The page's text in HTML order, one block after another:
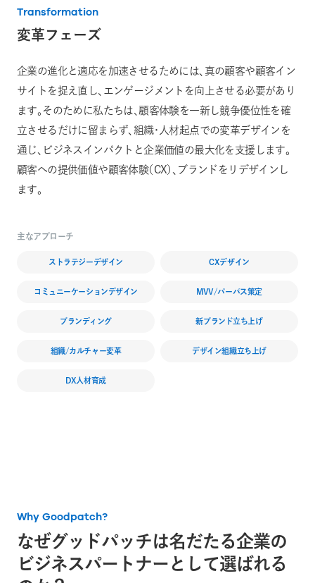
Transformation
変革フェーズ
企業の進化と適応を加速させるためには、真の顧客や顧客イン
サイトを捉え直し、エンゲージメントを向上させる必要があり
ます。そのために私たちは、顧客体験を一新し競争優位性を確
立させるだけに留まらず、組織・人材起点での変革デザインを
通じ、ビジネスインパクトと企業価値の最大化を支援します。
顧客への提供価値や顧客体験（CX）、ブランドをリデザインし
ます。
主なアプローチ
ストラテジーデザイン CXデザイン
コミュニーケーションデザイン MVV/パーパス策定
ブランディング 新ブランド立ち上げ
組織/カルチャー変革 デザイン組織立ち上げ
DX人材育成
Why Goodpatch?
なぜグッドパッチは名だたる企業の
ビジネスパートナーとして選ばれる